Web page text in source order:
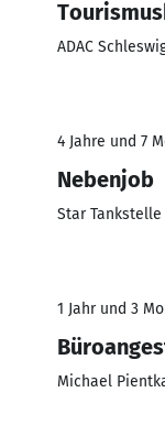
ADAC
4 Jahre und 7
Nebenjob
Star
1 Jahr und 3
Michael